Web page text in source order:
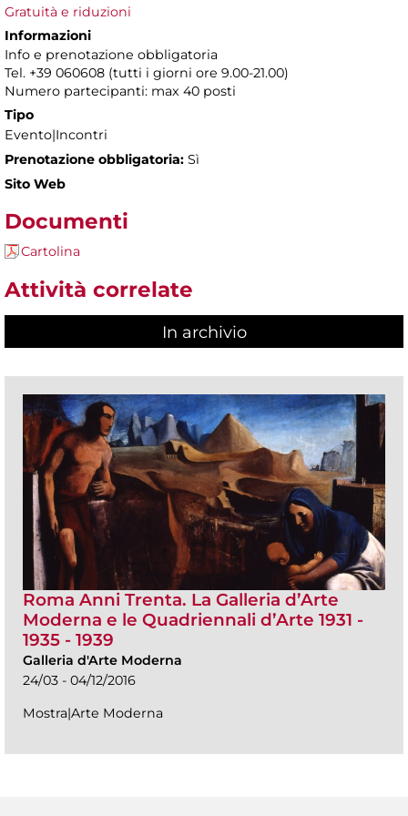
Gratuità e riduzioni
Informazioni
Info e prenotazione obbligatoria
Tel. +39 060608 (tutti i giorni ore 9.00-21.00)
Numero partecipanti: max 40 posti
Tipo
Evento|Incontri
Prenotazione obbligatoria: Sì
Sito Web
Documenti
Cartolina
Attività correlate
In archivio
Roma Anni Trenta. La Galleria d’Arte
Moderna e le Quadriennali d’Arte 1931 -
1935 - 1939
Galleria d'Arte Moderna
24/03 - 04/12/2016
Mostra|Arte Moderna